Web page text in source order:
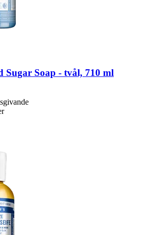
Sugar Soap -​ tvål, 710 ml